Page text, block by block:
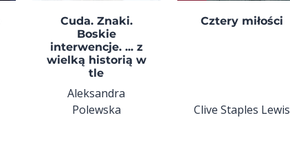
Cuda. Znaki.
Boskie
interwencje. ... z
wielką historią w
tle
Aleksandra
Polewska
Cztery miłości
Clive Staples Lewis